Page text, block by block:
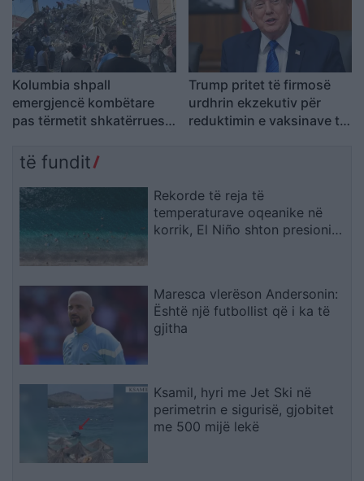
Kolumbia shpall
emergjencë kombëtare
pas tërmetit shkatërrues,
dhjetëra ndërtesa të
Trump pritet të firmosë
urdhrin ekzekutiv për
reduktimin e vaksinave të
të fundit
Rekorde të reja të
temperaturave oqeanike në
korrik, El Niño shton presionin
Maresca vlerëson Andersonin:
Është një futbollist që i ka të
gjitha
Ksamil, hyri me Jet Ski në
perimetrin e sigurisë, gjobitet
me 500 mijë lekë